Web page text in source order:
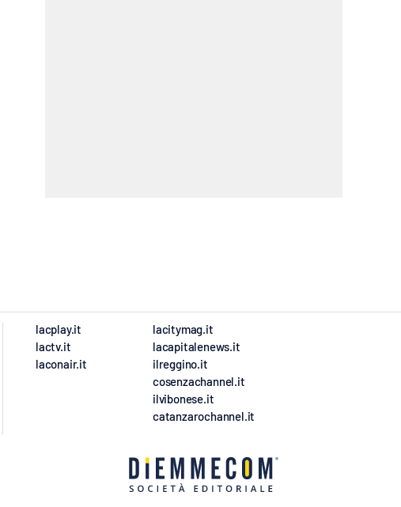
lacplay.it
lactv.it
laconair.it
lacitymag.it
lacapitalenews.it
ilreggino.it
cosenzachannel.it
ilvibonese.it
catanzarochannel.it